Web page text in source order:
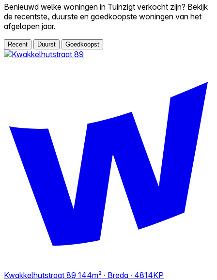
Benieuwd welke woningen in Tuinzigt verkocht zijn? Bekijk
de recentste, duurste en goedkoopste woningen van het
afgelopen jaar.
Recent Duurst Goedkoopst
Kwakkelhutstraat 89 144m² · Breda · 4814KP